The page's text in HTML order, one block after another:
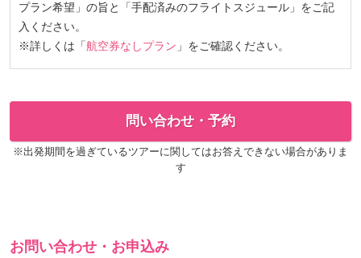
プラン希望」の旨と「手配済みのフライトスジュール」をご記
入ください。
※詳しくは「航空券なしプラン 」をご確認ください。
問い合わせ・予約
※出発期間を過ぎているツアーに関してはお答えできない場合がありま
す
お問い合わせ・お申込み